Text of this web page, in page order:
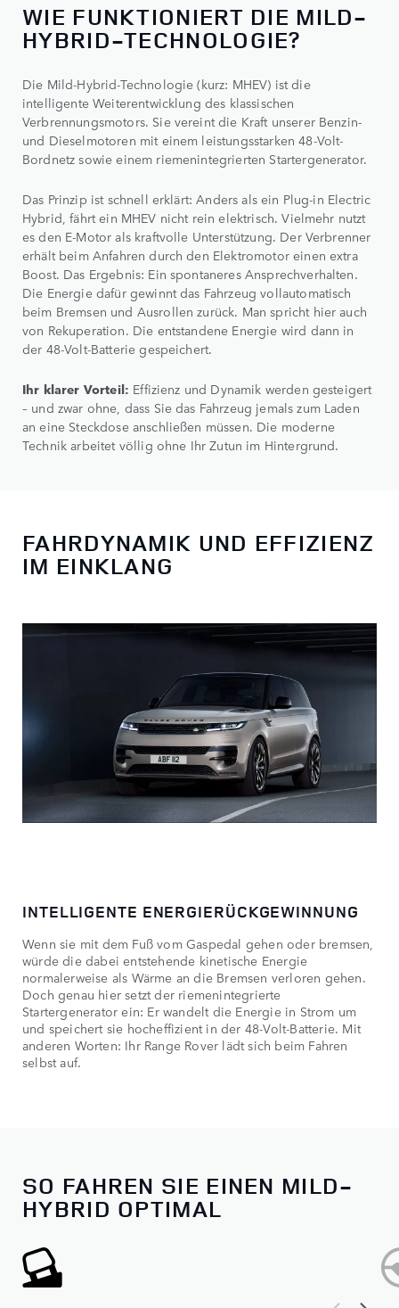
WIE FUNKTIONIERT DIE MILD-
HYBRID-TECHNOLOGIE?
Die Mild-Hybrid-Technologie (kurz: MHEV) ist die
intelligente Weiterentwicklung des klassischen
Verbrennungsmotors. Sie vereint die Kraft unserer Benzin-
und Dieselmotoren mit einem leistungsstarken 48-Volt-
Bordnetz sowie einem riemenintegrierten Startergenerator.
Das Prinzip ist schnell erklärt: Anders als ein Plug-in Electric
Hybrid, fährt ein MHEV nicht rein elektrisch. Vielmehr nutzt
es den E-Motor als kraftvolle Unterstützung. Der Verbrenner
erhält beim Anfahren durch den Elektromotor einen extra
Boost. Das Ergebnis: Ein spontaneres Ansprechverhalten.
Die Energie dafür gewinnt das Fahrzeug vollautomatisch
beim Bremsen und Ausrollen zurück. Man spricht hier auch
von Rekuperation. Die entstandene Energie wird dann in
der 48-Volt-Batterie gespeichert.
Ihr klarer Vorteil: Effizienz und Dynamik werden gesteigert
– und zwar ohne, dass Sie das Fahrzeug jemals zum Laden
an eine Steckdose anschließen müssen. Die moderne
Technik arbeitet völlig ohne Ihr Zutun im Hintergrund.
FAHRDYNAMIK UND EFFIZIENZ
IM EINKLANG
INTELLIGENTE ENERGIERÜCKGEWINNUNG
Wenn sie mit dem Fuß vom Gaspedal gehen oder bremsen,
würde die dabei entstehende kinetische Energie
normalerweise als Wärme an die Bremsen verloren gehen.
Doch genau hier setzt der riemenintegrierte
Startergenerator ein: Er wandelt die Energie in Strom um
und speichert sie hocheffizient in der 48-Volt-Batterie. Mit
anderen Worten: Ihr Range Rover lädt sich beim Fahren
selbst auf.
SO FAHREN SIE EINEN MILD-
HYBRID OPTIMAL